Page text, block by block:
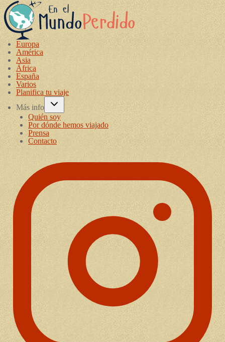
Europa
América
Asia
África
España
Varios
Planifica tu viaje
Más info
Quién soy
Por dónde hemos viajado
Prensa
Contacto